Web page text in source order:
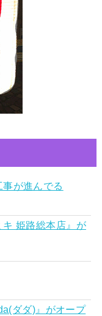
が進んでる
姫路総本店』が
ダダ)』がオープ